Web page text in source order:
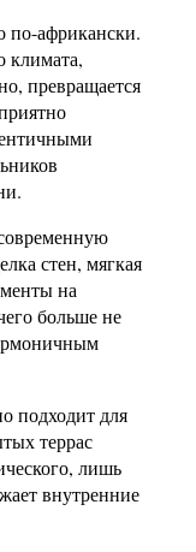
по-африкански.
климата,
превращается
стен, мягкая
на
больше не
подходит для
террас
лишь
внутренние